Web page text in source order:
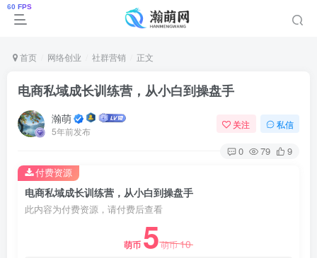
首页 网络创业 社群营销 正文
电商私域成长训练营，从小白到操盘手
瀚萌
5年前发布
关注 私信
0 79 9
电商私域成长训练营，从小白到操盘手
此内容为付费资源，请付费后查看
萌币 5萌币10
付费资源